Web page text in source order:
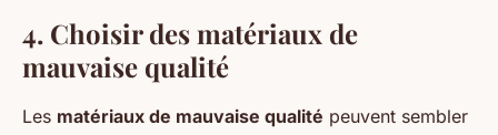
4. Choisir des matériaux de
mauvaise qualité
Les matériaux de mauvaise qualité peuvent sembler